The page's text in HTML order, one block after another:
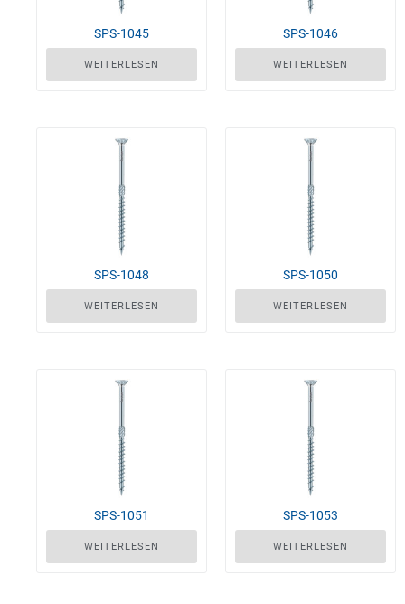
SPS-1045
WEITERLESEN
SPS-1046
WEITERLESEN
SPS-1048
WEITERLESEN
SPS-1050
WEITERLESEN
SPS-1051
WEITERLESEN
SPS-1053
WEITERLESEN